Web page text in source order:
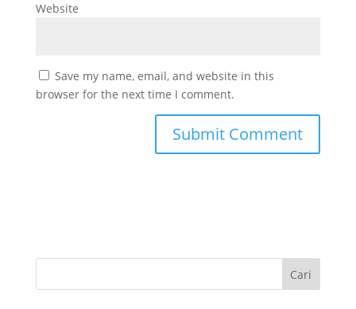
Website
Save my name, email, and website in this
browser for the next time I comment.
Cari